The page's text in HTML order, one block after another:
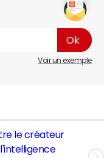
Voir un exemple
le créateur